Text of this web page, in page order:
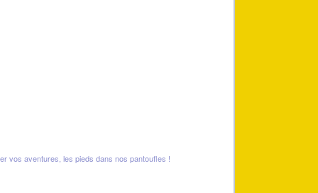
vos aventures, les pieds dans nos pantoufles !